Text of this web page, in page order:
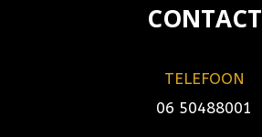
CONTACT
TELEFOON
06 50488001